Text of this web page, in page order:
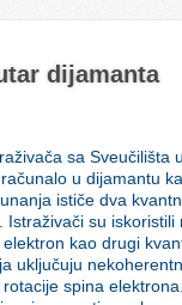
dijamanta
sa Sveučilišta
u dijamantu
ističe dva
Istraživači su
kao drugi
uključuju
spina